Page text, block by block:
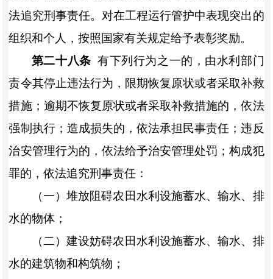
法追究刑事责任。对在工程运行管护中表现突出的
组织和个人，按照国家有关规定给予表彰奖励。
第二十八条 有下列行为之一的，由水利部门
责令其停止违法行为，限期恢复原状或者采取补救
措施；逾期不恢复原状或者采取补救措施的，依法
强制执行；造成损失的，依法承担民事责任；违反
治安管理行为的，依法给予治安管理处罚；构成犯
罪的，依法追究刑事责任：
（一）堆放阻碍农田水利设施蓄水、输水、排
水的物体；
（二）建设妨碍农田水利设施蓄水、输水、排
水的建筑物和构筑物；